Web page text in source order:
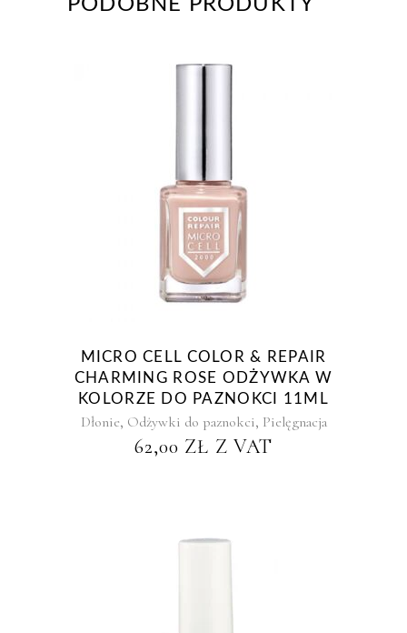
PODOBNE PRODUKTY
MICRO CELL COLOR & REPAIR
CHARMING ROSE ODŻYWKA W
KOLORZE DO PAZNOKCI 11ML
Dłonie, Odżywki do paznokci, Pielęgnacja
62,00 ZŁ Z VAT